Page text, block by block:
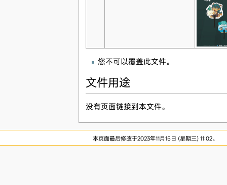
您不可以覆盖此文件。
文件用途
没有页面链接到本文件。
本页面最后修改于2023年11月15日 (星期三) 11:02。